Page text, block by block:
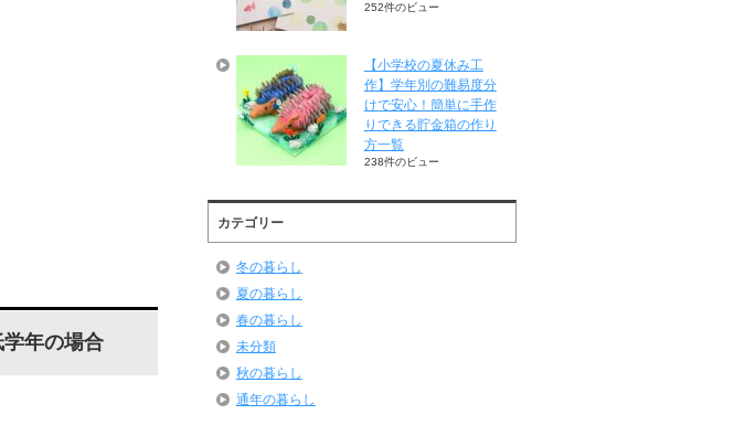
年の場合
252件のビュー
【小学校の夏休み工
作】学年別の難易度分
けで安心！簡単に手作
りできる貯金箱の作り
方一覧
238件のビュー
カテゴリー
冬の暮らし
夏の暮らし
春の暮らし
未分類
秋の暮らし
通年の暮らし